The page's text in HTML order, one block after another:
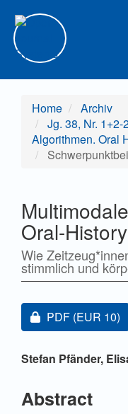
Hauptinhalt
Sidebar
Home
Archiv
Jg. 38, Nr.
Algorithmen. Oral
Oral-
Wie
stimmlich und
Artikel-
Zugang für
PDF (EUR 10)
Stefan Pfänder,
Abstract